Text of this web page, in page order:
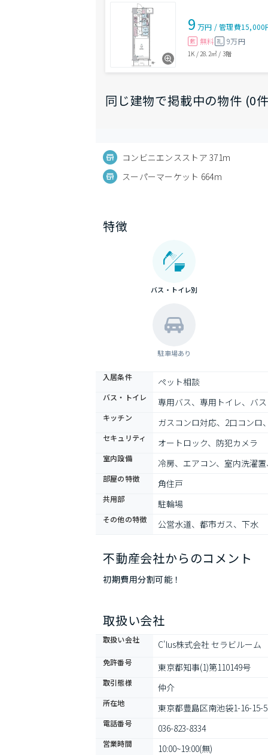
9 万円 /管理費15,000
敷 無料 礼 9万円
1K / 28.2㎡ / 3階
同じ建物で掲載中の物件 (0
コンビニエンスストア 371m
スーパーマーケット 664m
特徴
バス・トイレ別
駐車場あり
入居条件 ペット相談
バス・トイレ 専用バス、専用トイレ、バ
キッチン ガスコンロ対応、2口コンロ
セキュリティ オートロック、防犯カメラ
室内設備 冷房、エアコン、室内洗濯
部屋の特徴 角住戸
共用部 駐輪場
その他の特徴 公営水道、都市ガス、下水
不動産会社からのコメント
初期費用分割可能！
取扱い会社
取扱い会社 C'lus株式会社 セラビルーム
免許番号 東京都知事(1)第110149号
取引態様 仲介
所在地 東京都豊島区南池袋1-16-15-
電話番号 036-823-8334
営業時間 10:00~19:00(無)